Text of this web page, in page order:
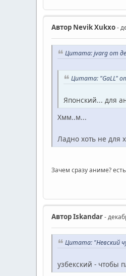
Автор Nevik Xukxo-
Цитата: jvarg от
Цитата: "GaLL"
Японский... для
Хмм..м...
Ладно хоть не для
Зачем сразу аниме?
АвторIskandar-
Цитата: "Невский
узбекский - чтобы